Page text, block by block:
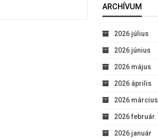
ARCHÍVUM
2026 július
2026 június
2026 május
2026 április
2026 március
2026 február
2026 január